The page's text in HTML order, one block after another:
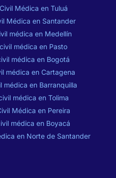
Médica en Tuluá
Médica en Santander
médica en Medellín
médica en Pasto
médica en Bogotá
médica en Cartagena
médica en Barranquilla
médica en Tolima
Médica en Pereira
médica en Boyacá
en Norte de Santander